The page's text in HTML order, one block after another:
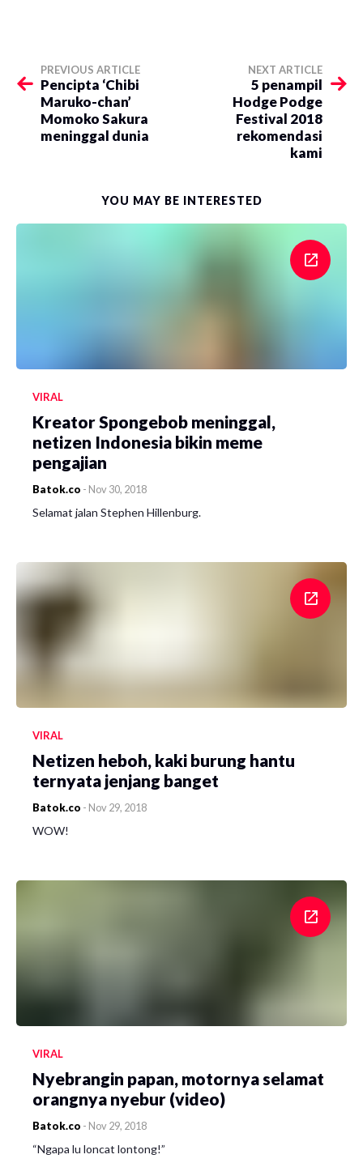
PREVIOUS ARTICLE
Pencipta ‘Chibi
Maruko-chan’
Momoko Sakura
meninggal dunia
NEXT ARTICLE
5 penampil
Hodge Podge
Festival 2018
rekomendasi
kami
YOU MAY BE INTERESTED
VIRAL
Kreator Spongebob meninggal,
netizen Indonesia bikin meme
pengajian
Batok.co - Nov 30, 2018
Selamat jalan Stephen Hillenburg.
VIRAL
Netizen heboh, kaki burung hantu
ternyata jenjang banget
Batok.co - Nov 29, 2018
WOW!
VIRAL
Nyebrangin papan, motornya selamat
orangnya nyebur (video)
Batok.co - Nov 29, 2018
“Ngapa lu loncat lontong!”